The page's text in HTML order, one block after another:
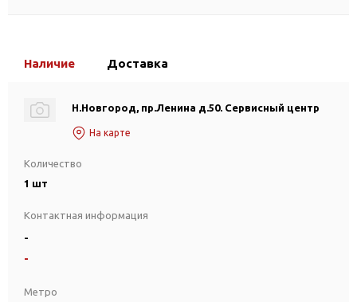
Наличие Доставка
Н.Новгород, пр.Ленина д.50. Сервисный центр
На карте
Количество
1 шт
Метро
Контактная информация
-
-